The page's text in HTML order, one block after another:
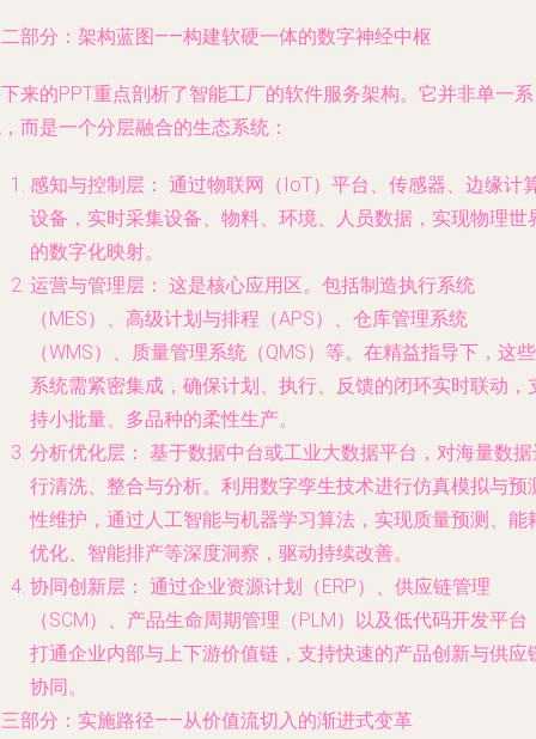
部分：架构蓝图——构建软硬一体的数字神经中枢
来的PPT重点剖析了智能工厂的软件服务架构。它并非单一系
而是一个分层融合的生态系统：
感知与控制层： 通过物联网（IoT）平台、传感器、边缘计
设备，实时采集设备、物料、环境、人员数据，实现物理世
的数字化映射。
运营与管理层： 这是核心应用区。包括制造执行系统
（MES）、高级计划与排程（APS）、仓库管理系统
（WMS）、质量管理系统（QMS）等。在精益指导下，这些
系统需紧密集成，确保计划、执行、反馈的闭环实时联动，
持小批量、多品种的柔性生产。
分析优化层： 基于数据中台或工业大数据平台，对海量数
行清洗、整合与分析。利用数字孪生技术进行仿真模拟与预
性维护，通过人工智能与机器学习算法，实现质量预测、能
优化、智能排产等深度洞察，驱动持续改善。
协同创新层： 通过企业资源计划（ERP）、供应链管理
（SCM）、产品生命周期管理（PLM）以及低代码开发平台
打通企业内部与上下游价值链，支持快速的产品创新与供应
协同。
部分：实施路径——从价值流切入的渐进式变革